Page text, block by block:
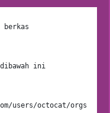
berkas
dibawah ini
users/octocat/orgs